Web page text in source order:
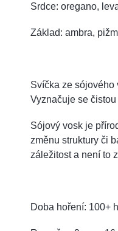
Srdce: oregano,
Základ: ambra,
Svíčka ze sójového
Vyznačuje se
Sójový vosk je
změnu struktury či
záležitost a není to
Doba hoření: 100+